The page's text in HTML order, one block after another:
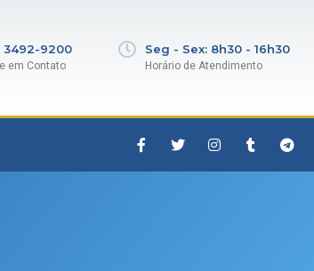
3492-9200
em Contato
Seg - Sex: 8h30 - 16h30
Horário de Atendimento